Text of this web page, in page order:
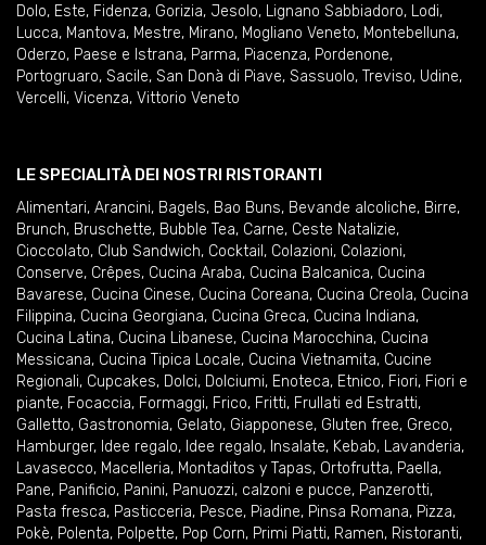
Dolo, Este, Fidenza, Gorizia, Jesolo, Lignano Sabbiadoro, Lodi,
Lucca, Mantova, Mestre, Mirano, Mogliano Veneto, Montebelluna,
Oderzo, Paese e Istrana, Parma, Piacenza, Pordenone,
Portogruaro, Sacile, San Donà di Piave, Sassuolo, Treviso, Udine,
Vercelli, Vicenza, Vittorio Veneto
LE SPECIALITÀ DEI NOSTRI RISTORANTI
Alimentari, Arancini, Bagels, Bao Buns, Bevande alcoliche, Birre,
Brunch, Bruschette, Bubble Tea, Carne, Ceste Natalizie,
Cioccolato, Club Sandwich, Cocktail , Colazioni, Colazioni,
Conserve, Crêpes, Cucina Araba, Cucina Balcanica, Cucina
Bavarese, Cucina Cinese, Cucina Coreana, Cucina Creola, Cucina
Filippina, Cucina Georgiana, Cucina Greca, Cucina Indiana,
Cucina Latina, Cucina Libanese, Cucina Marocchina, Cucina
Messicana, Cucina Tipica Locale, Cucina Vietnamita, Cucine
Regionali, Cupcakes, Dolci, Dolciumi, Enoteca, Etnico, Fiori, Fiori e
piante, Focaccia, Formaggi, Frico, Fritti, Frullati ed Estratti,
Galletto, Gastronomia, Gelato, Giapponese, Gluten free, Greco,
Hamburger, Idee regalo, Idee regalo, Insalate, Kebab, Lavanderia,
Lavasecco, Macelleria, Montaditos y Tapas, Ortofrutta, Paella,
Pane, Panificio, Panini, Panuozzi, calzoni e pucce, Panzerotti,
Pasta fresca, Pasticceria, Pesce, Piadine, Pinsa Romana, Pizza,
Pokè, Polenta, Polpette, Pop Corn, Primi Piatti, Ramen, Ristoranti,